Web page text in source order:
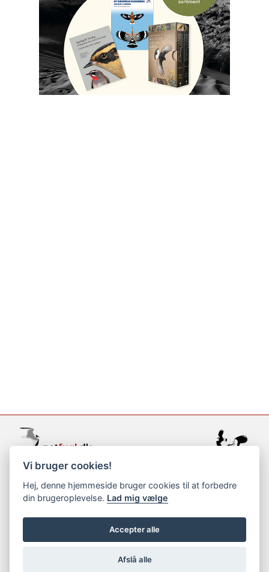
support@netfugl.dk
copyright © 2002-2023
Vi bruger cookies!
Hej, denne hjemmeside bruger cookies til at forbedre
din brugeroplevelse. Lad mig vælge
Accepter alle
Afslå alle